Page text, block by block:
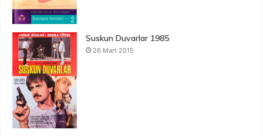
Suskun Duvarlar 1985
26 Mart 2015